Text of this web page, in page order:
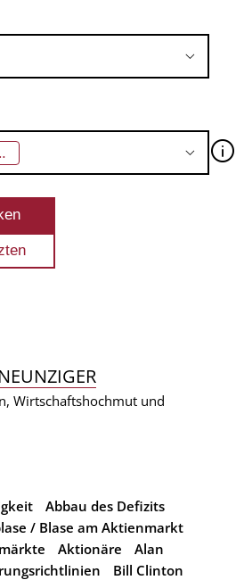
🛈
Wirtschaftshochmut und
Abbau des Defizits
/ Blase am Aktienmarkt
Aktionäre
Alan
Bill Clinton